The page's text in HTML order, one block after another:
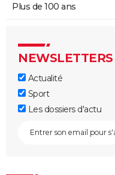
Plus de 100 ans
NEWSLETTERS
Actualité
Sport
Les dossiers d'actu